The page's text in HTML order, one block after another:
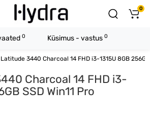
0
3440 Charcoal 14 FHD i3-1315U 8GB 256GB
Charcoal 14 FHD i3-
SSD Win11 Pro
0 Küsimus - vastus 0